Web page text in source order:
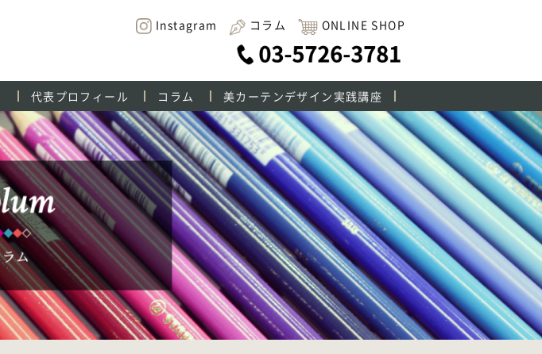
Instagram コラム ONLINE SHOP
代表プロフィール コラム 美カーテンデザイン実践講座